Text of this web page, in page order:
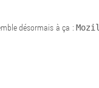
désormais à ça :